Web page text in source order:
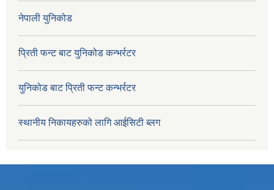
नेपाली युनिकोड
प्रिती फन्ट बाट युनिकोड कन्भर्रटर
युनिकोड बाट प्रिती फन्ट कन्भर्रटर
स्थानीय निकायहरुको लागि आईसिटी ब्लग